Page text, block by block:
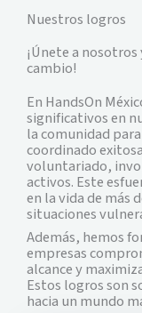
Nuestros logros
¡Únete a
cambio!
En HandsOn
significativos en
la comunidad
coordinado
voluntariado,
activos. Este
en la vida de más
situaciones
Además, hemos
empresas
alcance y
Estos logros son
hacia un mundo